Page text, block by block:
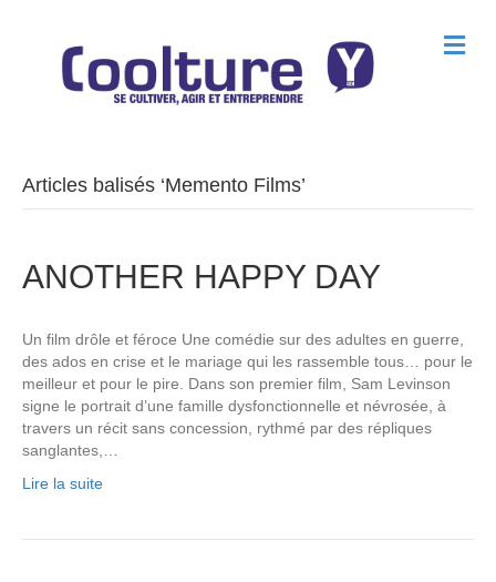
M
e
Articles balisés ‘Memento Films’
ANOTHER HAPPY DAY
Un film drôle et féroce Une comédie sur des adultes en guerre,
des ados en crise et le mariage qui les rassemble tous… pour le
meilleur et pour le pire. Dans son premier film, Sam Levinson
signe le portrait d’une famille dysfonctionnelle et névrosée, à
travers un récit sans concession, rythmé par des répliques
sanglantes,…
Lire la suite